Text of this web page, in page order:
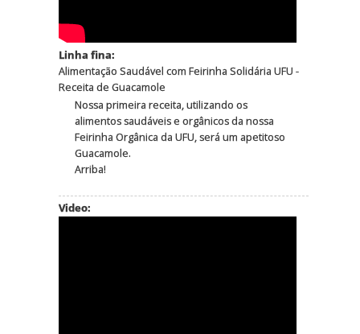
Linha fina:
Alimentação Saudável com Feirinha Solidária UFU -
Receita de Guacamole
Nossa primeira receita, utilizando os
alimentos saudáveis e orgânicos da nossa
Feirinha Orgânica da UFU, será um apetitoso
Guacamole.
Arriba!
Video: